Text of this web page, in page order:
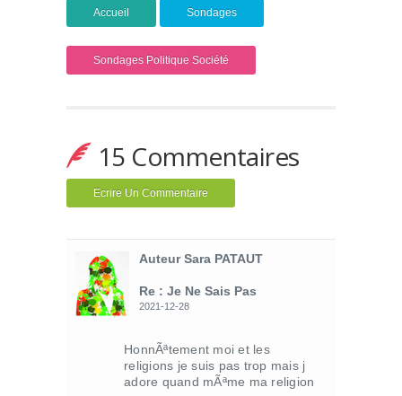
Accueil Sondages
Sondages Politique Société
15 Commentaires
Ecrire Un Commentaire
Auteur Sara PATAUT
Re : Je Ne Sais Pas
2021-12-28
HonnÃªtement moi et les
religions je suis pas trop mais j
adore quand mÃªme ma religion